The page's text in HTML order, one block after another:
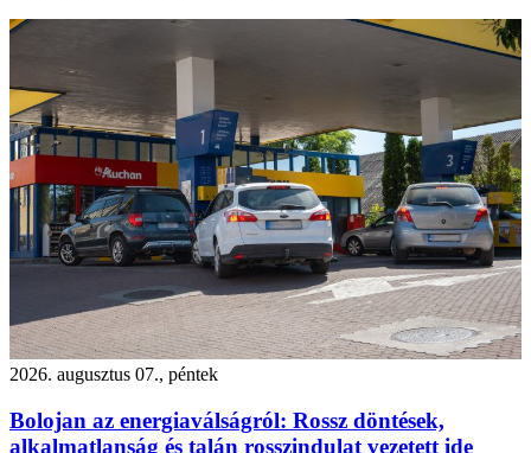
2026. augusztus 07., péntek
Bolojan az energiaválságról: Rossz döntések,
alkalmatlanság és talán rosszindulat vezetett ide